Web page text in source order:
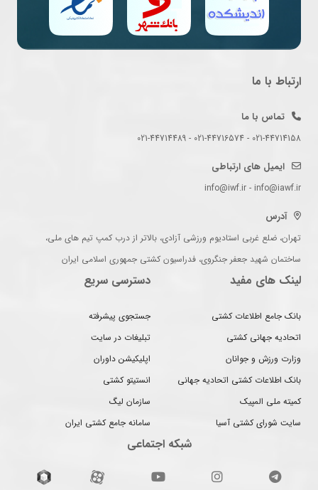
ارتباط با ما
تماس با ما
021-44714158 - 021-44716574 - 021-44714489
ایمیل های ارتباطی
info@iwf.ir - info@iawf.ir
آدرس
تهران، ضلع غربی استادیوم ورزشی آزادی، بالاتر از درب کمپ تیم های ملی،
ساختمان شهید جعفر جنگروی، فدراسیون کشتی جمهوری اسلامی ایران
لینک های مفید
بانک جامع اطلاعات کشتی
اتحادیه جهانی کشتی
وزارت ورزش و جوانان
بانک اطلاعات کشتی اتحادیه جهانی
کمیته ملی المپیک
سایت شورای کشتی آسیا
دسترسی سریع
جستجوی پیشرفته
تبلیغات در سایت
اپلیکیشن داوران
انستیتو کشتی
سازمان لیگ
سامانه جامع کشتی ایران
شبکه اجتماعی